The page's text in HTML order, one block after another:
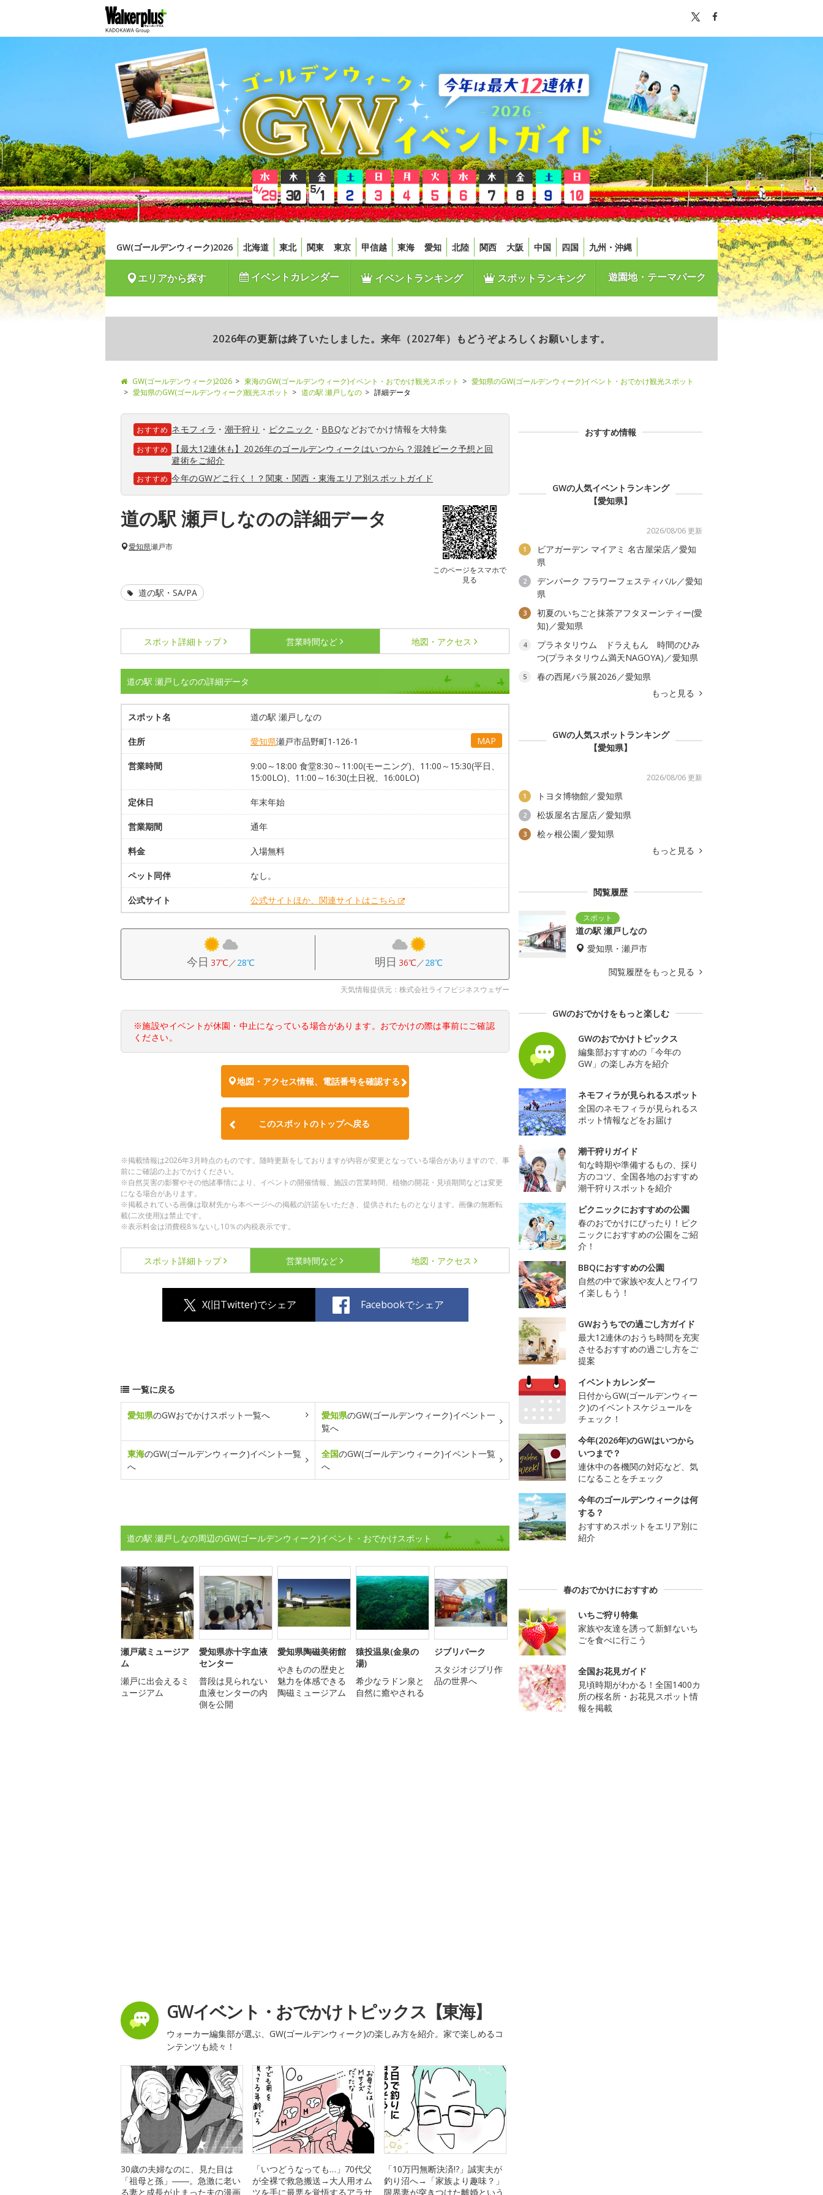
GW(ゴールデンウィーク)2026 北海道 東北 関東 東京 甲信越 東海 愛知 北陸 関西 大阪 中国 四国 九州・沖縄
エリアから探す イベントカレンダー イベントランキング スポットランキング 遊園地・テーマパーク
2026年の更新は終了いたしました。来年（2027年）もどうぞよろしくお願いします。
GW(ゴールデンウィーク)2026 東海のGW(ゴールデンウィーク)イベント・おでかけ観光スポット
愛知県のGW(ゴールデンウィーク)イベント・おでかけ観光スポット
愛知県のGW(ゴールデンウィーク)観光スポット
道の駅 瀬戸しなの 詳細データ
おすすめ ネモフィラ ・ 潮干狩り ・ ピクニック ・ BBQなどおでかけ情報を大特集
おすすめ
【最大12連休も】2026年のゴールデンウィークはいつから？混雑ピーク予想と回
避術をご紹介
おすすめ 今年のGWどこ行く！？関東・関西・東海エリア別スポットガイド
道の駅 瀬戸しなのの詳細データ
このページをスマホで
見る
愛知県瀬戸市
道の駅・SA/PA
スポット詳細 トップ 営業時間など 地図・アクセス
道の駅 瀬戸しなのの詳細データ
スポット名 道の駅 瀬戸しなの
住所 愛知県瀬戸市品野町1-126-1 MAP
営業時間
9:00～18:00 食堂8:30～11:00(モーニング)、11:00～15:30(平日、
15:00LO)、11:00～16:30(土日祝、16:00LO)
定休日 年末年始
営業期間 通年
料金 入場無料
ペット同伴 なし。
公式サイト 公式サイトほか、関連サイトはこちら
今日 37℃／28℃ 明日 36℃／28℃
天気情報提供元：株式会社ライフビジネスウェザー
※施設やイベントが休園・中止になっている場合があります。おでかけの際は事前にご確認
ください。
地図・アクセス情報、電話番号を確認する
このスポットのトップへ戻る
※掲載情報は2026年3月時点のものです。随時更新をしておりますが内容が変更となっている場合がありますので、事
前にご確認の上おでかけください。
※自然災害の影響やその他諸事情により、イベントの開催情報、施設の営業時間、植物の開花・見頃期間などは変更
になる場合があります。
※掲載されている画像は取材先から本ページへの掲載の許諾をいただき、提供されたものとなります。画像の無断転
載(二次使用)は禁止です。
※表示料金は消費税8％ないし10％の内税表示です。
スポット詳細 トップ 営業時間など 地図・アクセス
X(旧Twitter)でシェア Facebookでシェア
一覧に戻る
愛知県のGWおでかけスポット一覧へ 愛知県のGW(ゴールデンウィーク)イベント一
覧へ
東海のGW(ゴールデンウィーク)イベント一覧
へ
全国のGW(ゴールデンウィーク)イベント一覧
へ
道の駅 瀬戸しなの周辺のGW(ゴールデンウィーク)イベント・おでかけスポット
瀬戸蔵ミュージア
ム
瀬戸に出会えるミ
ュージアム
愛知県赤十字血液
センター
普段は見られない
血液センターの内
側を公開
愛知県陶磁美術館
やきものの歴史と
魅力を体感できる
陶磁ミュージアム
猿投温泉(金泉の
湯)
希少なラドン泉と
自然に癒やされる
ジブリパーク
スタジオジブリ作
品の世界へ
GWイベント・おでかけトピックス【東海】
ウォーカー編集部が選ぶ、GW(ゴールデンウィーク)の楽しみ方を紹介。家で楽しめるコ
ンテンツも続々！
30歳の夫婦なのに、見た目は
「祖母と孫」――。急激に老い
る妻と成長が止まった夫の漫画
「いつどうなっても…」70代父
が全裸で救急搬送→大人用オム
ツを手に最悪を覚悟するアラサ
「10万円無断決済!?」誠実夫が
釣り沼へ→「家族より趣味？」
限界妻が突きつけた離婚という
おすすめ情報
GWの人気イベントランキング
【愛知県】
2026/08/06 更新
1
ビアガーデン マイアミ 名古屋栄店／愛知
県
2
デンパーク フラワーフェスティバル／愛知
県
3
初夏のいちごと抹茶アフタヌーンティー(愛
知)／愛知県
4
プラネタリウム ドラえもん 時間のひみ
つ(プラネタリウム満天NAGOYA)／愛知県
5
春の西尾バラ展2026／愛知県
もっと見る
GWの人気スポットランキング
【愛知県】
2026/08/06 更新
1 トヨタ博物館／愛知県
2 松坂屋名古屋店／愛知県
3
桧ヶ根公園／愛知県
もっと見る
閲覧履歴
道の駅 瀬戸しなの
愛知県・瀬戸市
閲覧履歴をもっと見る
GWのおでかけをもっと楽しむ
GWのおでかけトピックス
編集部おすすめの「今年の
GW」の楽しみ方を紹介
ネモフィラが見られるスポット
全国のネモフィラが見られるス
ポット情報などをお届け
潮干狩りガイド
旬な時期や準備するもの、採り
方のコツ、全国各地のおすすめ
潮干狩りスポットを紹介
ピクニックにおすすめの公園
春のおでかけにぴったり！ピク
ニックにおすすめの公園をご紹
介！
BBQにおすすめの公園
自然の中で家族や友人とワイワ
イ楽しもう！
GWおうちでの過ごし方ガイド
最大12連休のおうち時間を充実
させるおすすめの過ごし方をご
提案
イベントカレンダー
日付からGW(ゴールデンウィー
ク)のイベントスケジュールを
チェック！
今年(2026年)のGWはいつから
いつまで？
連休中の各機関の対応など、気
になることをチェック
今年のゴールデンウィークは何
する？
おすすめスポットをエリア別に
紹介
春のおでかけにおすすめ
いちご狩り特集
家族や友達を誘って新鮮ないち
ごを食べに行こう
全国お花見ガイド
見頃時期がわかる！全国1400カ
所の桜名所・お花見スポット情
報を掲載